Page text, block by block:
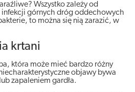
Wszystko zależy od
górnych dróg oddechowych
to można się nią zarazić, w
krtani
która może mieć bardzo różny
objawy bywa
zapaleniem gardła.